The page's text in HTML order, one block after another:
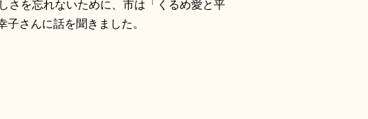
さを忘れないために、市は「くるめ愛と平
さんに話を聞きました。